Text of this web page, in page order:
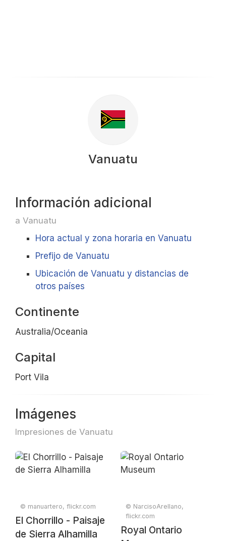
Vanuatu
Información adicional
a Vanuatu
Hora actual y zona horaria en Vanuatu
Prefijo de Vanuatu
Ubicación de Vanuatu y distancias de
otros países
Continente
Australia/Oceania
Capital
Port Vila
Imágenes
Impresiones de Vanuatu
© manuartero, flickr.com
El Chorrillo - Paisaje
de Sierra Alhamilla
© NarcisoArellano,
flickr.com
Royal Ontario